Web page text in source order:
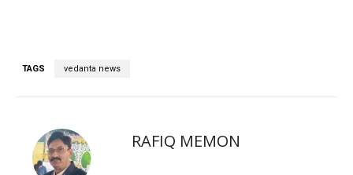
TAGS vedanta news
RAFIQ MEMON